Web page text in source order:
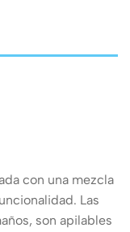
con una mezcla
Las
son apilables